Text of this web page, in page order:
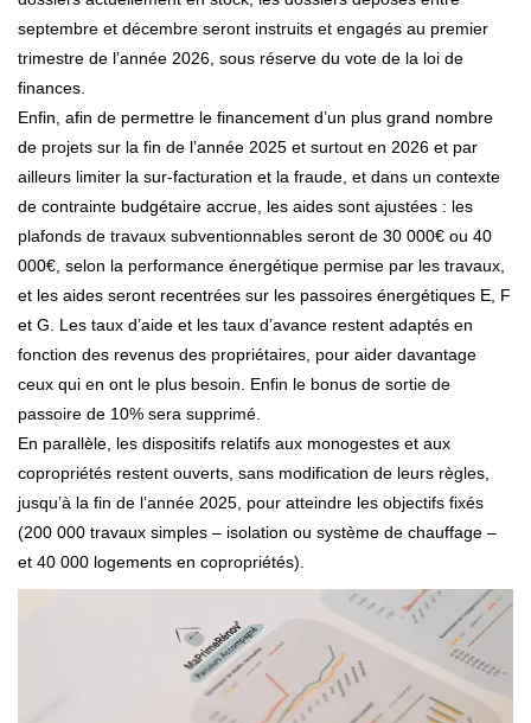
septembre et décembre seront instruits et engagés au premier
trimestre de l’année 2026, sous réserve du vote de la loi de
finances.
Enfin, afin de permettre le financement d’un plus grand nombre
de projets sur la fin de l’année 2025 et surtout en 2026 et par
ailleurs limiter la sur-facturation et la fraude, et dans un contexte
de contrainte budgétaire accrue, les aides sont ajustées : les
plafonds de travaux subventionnables seront de 30 000€ ou 40
000€, selon la performance énergétique permise par les travaux,
et les aides seront recentrées sur les passoires énergétiques E, F
et G. Les taux d’aide et les taux d’avance restent adaptés en
fonction des revenus des propriétaires, pour aider davantage
ceux qui en ont le plus besoin. Enfin le bonus de sortie de
passoire de 10% sera supprimé.
En parallèle, les dispositifs relatifs aux monogestes et aux
copropriétés restent ouverts, sans modification de leurs règles,
jusqu’à la fin de l’année 2025, pour atteindre les objectifs fixés
(200 000 travaux simples – isolation ou système de chauffage –
et 40 000 logements en copropriétés).